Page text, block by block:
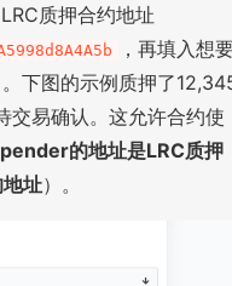
质押合约地址
，再填入想
下图的示例质押了
交易确认。这允许合约使
的地址是LRC质押
址）。